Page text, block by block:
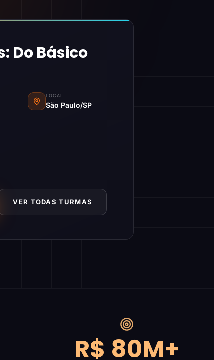
Do Básico
LOCAL
São Paulo/SP
VER TODAS TURMAS
R$ 80M+